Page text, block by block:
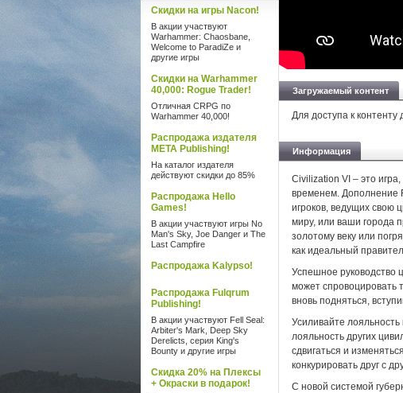
Скидки на игры Nacon!
В акции участвуют
Warhammer: Chaosbane,
Welcome to ParadiZe и
другие игры
Скидки на Warhammer
40,000: Rogue Trader!
Отличная CRPG по
Warhammer 40,000!
Распродажа издателя
META Publishing!
На каталог издателя
действуют скидки до 85%
Распродажа Hello
Games!
В акции участвуют игры No
Man's Sky, Joe Danger и The
Last Campfire
Распродажа Kalypso!
Распродажа Fulqrum
Publishing!
В акции участвуют Fell Seal:
Arbiter's Mark, Deep Sky
Derelicts, серия King's
Bounty и другие игры
Скидка 20% на Плексы
+ Окраски в подарок!
Загружаемый контент
Для доступа к
Информация
Civilization VI – это
временем. Дополнение
игроков, ведущих свою
миру, или ваши города
золотому веку или
как идеальный
Успешное руководство
может спровоцировать
вновь подняться,
Усиливайте
лояльность других
сдвигаться и
конкурировать друг с
С новой системой